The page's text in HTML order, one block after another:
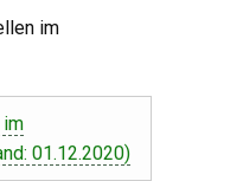
im
01.12.2020)